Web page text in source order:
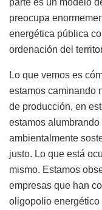
preocupa
energética pública
ordenación del
Lo que vemos es
estamos caminando
de producción, en
estamos
ambientalmente
justo. Lo que está
mismo. Estamos
empresas que han
oligopolio